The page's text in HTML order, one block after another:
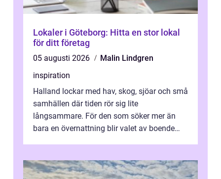
Lokaler i Göteborg: Hitta en stor lokal
för ditt företag
05 augusti 2026
Malin Lindgren
inspiration
Halland lockar med hav, skog, sjöar och små
samhällen där tiden rör sig lite
långsammare. För den som söker mer än
bara en övernattning blir valet av boende